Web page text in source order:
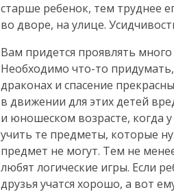
старше ребенок, тем труднее
во дворе, на улице.
Вам придется проявлять
Необходимо что-то
драконах и спасение
в движении для этих детей
и юношеском возрасте, когда
учить те предметы, которые
предмет не могут. Тем не
любят логические игры. Если
друзья учатся хорошо, а вот